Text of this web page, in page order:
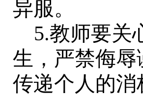
异服。
5.教师要关
生，严禁侮
传递个人的